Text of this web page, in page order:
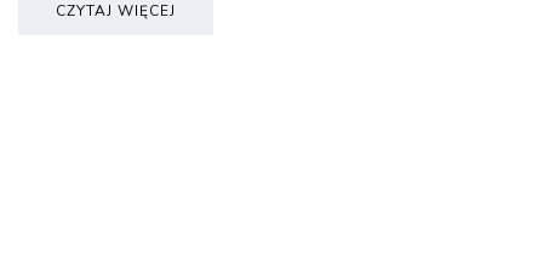
CZYTAJ WIĘCEJ